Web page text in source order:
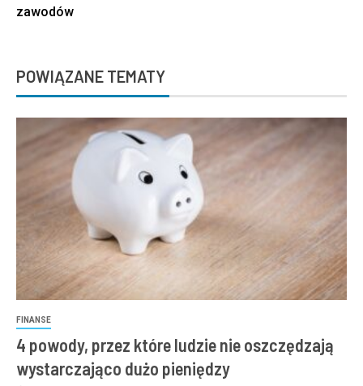
zawodów
POWIĄZANE TEMATY
FINANSE
4 powody, przez które ludzie nie oszczędzają
wystarczająco dużo pieniędzy